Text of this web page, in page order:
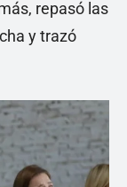
repasó las
y trazó